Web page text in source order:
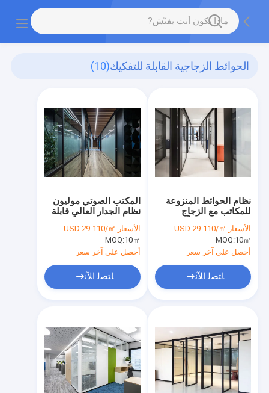
الحوائط الزجاجية القابلة للتفكيك(10)
المكتب الصوتي موليون
نظام الجدار العالي قابلة
للتفكيك وحدات النافذة
موليون لوحة تقسيم
الأسعار: USD 29-110/㎡
MOQ:10㎡
أحصل على آخر سعر
ﺎﺘﺼﻟ ﺍﻶﻧ
نظام الحوائط المنزوعة
للمكاتب مع الزجاج
المصفوف مسبقاً
الأسعار: USD 29-110/㎡
MOQ:10㎡
أحصل على آخر سعر
ﺎﺘﺼﻟ ﺍﻶﻧ